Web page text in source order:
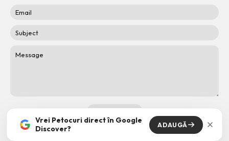
Vrei Petocuri direct în Google
Discover?
ADAUGĂ